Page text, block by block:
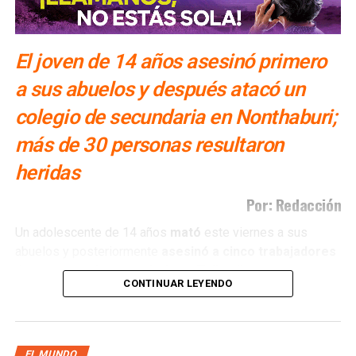
El joven de 14 años asesinó primero
a sus abuelos y después atacó un
colegio de secundaria en Nonthaburi;
más de 30 personas resultaron
heridas
Por: Redacción
Un adolescente de 14 años mató este viernes a sus
de una escuela secundaria en Tailandia, antes de
quitarse la vida con el arma utilizada en el ataque,
El jovenasesinó
CONTINUAR LEYENDO